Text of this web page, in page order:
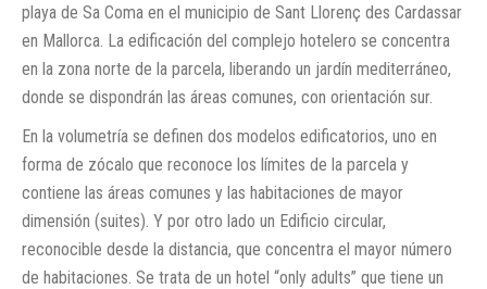
playa de Sa Coma en el municipio de Sant Llorenç des Cardassar
en Mallorca. La edificación del complejo hotelero se concentra
en la zona norte de la parcela, liberando un jardín mediterráneo,
donde se dispondrán las áreas comunes, con orientación sur.
En la volumetría se definen dos modelos edificatorios, uno en
forma de zócalo que reconoce los límites de la parcela y
contiene las áreas comunes y las habitaciones de mayor
dimensión (suites). Y por otro lado un Edificio circular,
reconocible desde la distancia, que concentra el mayor número
de habitaciones. Se trata de un hotel “only adults” que tiene un